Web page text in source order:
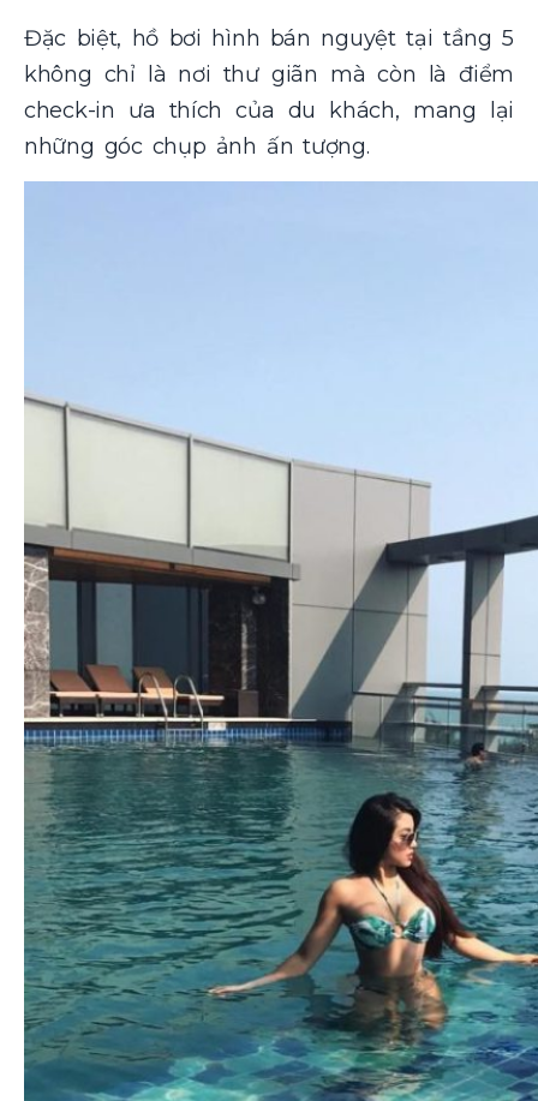
Đặc biệt, hồ bơi hình bán nguyệt tại tầng 5
không chỉ là nơi thư giãn mà còn là điểm
check-in ưa thích của du khách, mang lại
những góc chụp ảnh ấn tượng.